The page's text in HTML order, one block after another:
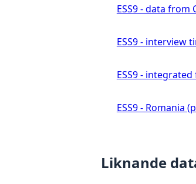
ESS9 - data
ESS9 - interview
ESS9 -
ESS9 - Romania
Liknande